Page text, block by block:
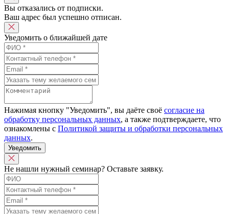
Вы отказались от подписки.
Ваш адрес был успешно отписан.
Уведомить о ближайшей дате
Нажимая кнопку "Уведомить", вы даёте своё согласие на
обработку персональных данных, а также подтверждаете, что
ознакомлены с Политикой защиты и обработки персональных
данных.
Уведомить
Не нашли нужный семинар? Оставьте заявку.